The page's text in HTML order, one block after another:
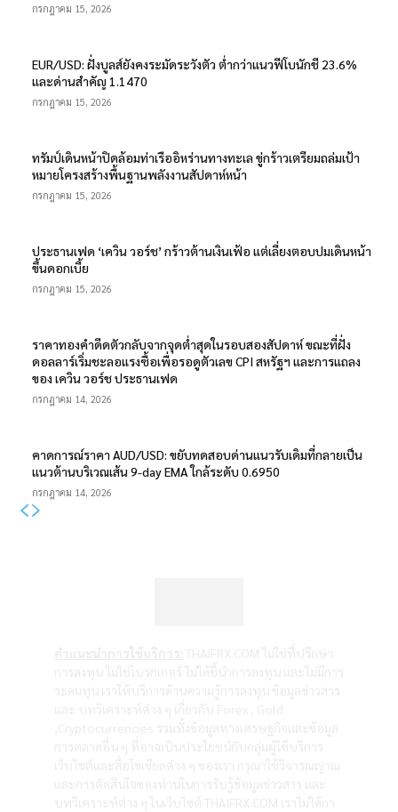
กรกฎาคม 15, 2026
EUR/USD: ฝั่งบูลส์ยังคงระมัดระวังตัว ต่ำกว่าแนวฟีโบนักชี 23.6%
และด่านสำคัญ 1.1470
กรกฎาคม 15, 2026
ทรัมป์เดินหน้าปิดล้อมท่าเรืออิหร่านทางทะเล ขู่กร้าวเตรียมถล่มเป้า
หมายโครงสร้างพื้นฐานพลังงานสัปดาห์หน้า
กรกฎาคม 15, 2026
ประธานเฟด ‘เควิน วอร์ช’ กร้าวต้านเงินเฟ้อ แต่เลี่ยงตอบปมเดินหน้า
ขึ้นดอกเบี้ย
กรกฎาคม 15, 2026
ราคาทองคำดีดตัวกลับจากจุดต่ำสุดในรอบสองสัปดาห์ ขณะที่ฝั่ง
ดอลลาร์เริ่มชะลอแรงซื้อเพื่อรอดูตัวเลข CPI สหรัฐฯ และการแถลง
ของ เควิน วอร์ช ประธานเฟด
กรกฎาคม 14, 2026
คาดการณ์ราคา AUD/USD: ขยับทดสอบด่านแนวรับเดิมที่กลายเป็น
แนวต้านบริเวณเส้น 9-day EMA ใกล้ระดับ 0.6950
กรกฎาคม 14, 2026